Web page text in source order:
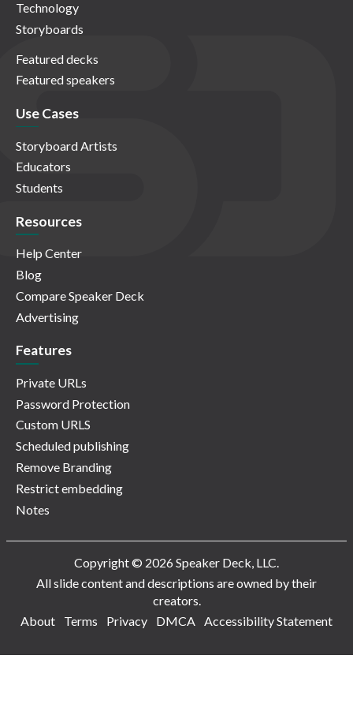
Technology
Storyboards
Featured decks
Featured speakers
Use Cases
Storyboard Artists
Educators
Students
Resources
Help Center
Blog
Compare Speaker Deck
Advertising
Features
Private URLs
Password Protection
Custom URLS
Scheduled publishing
Remove Branding
Restrict embedding
Notes
Copyright © 2026 Speaker Deck, LLC.
All slide content and descriptions are owned by their
creators.
About
Terms Privacy DMCA Accessibility Statement